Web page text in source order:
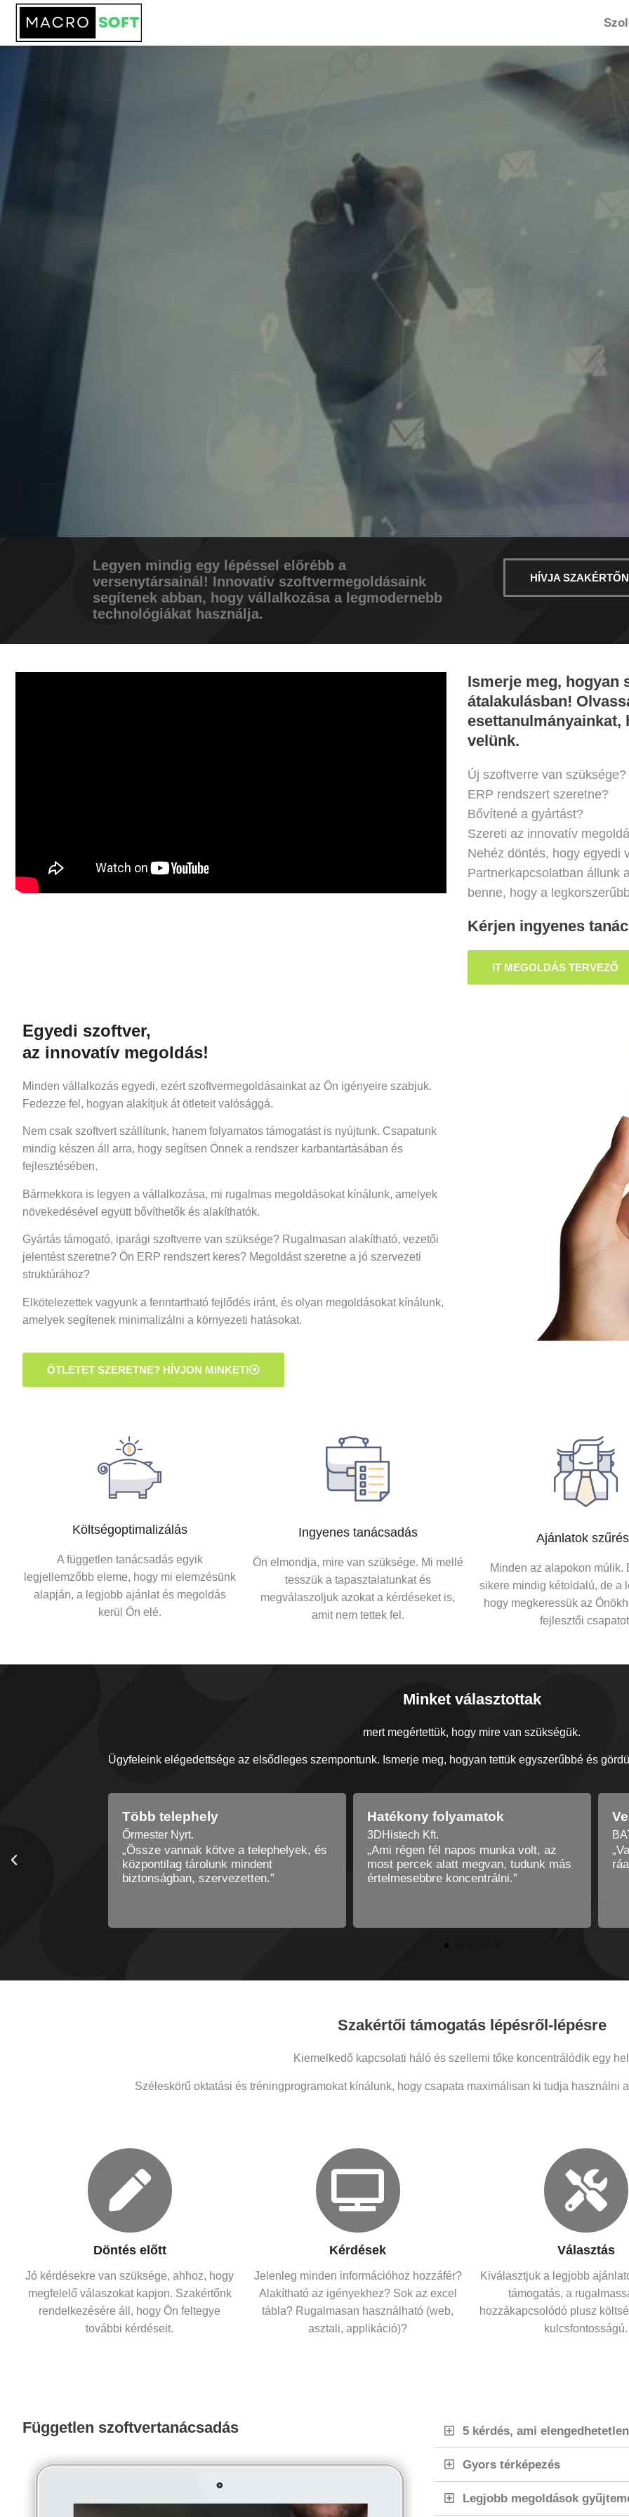
Egyedi szoftver
megoldások
Az Ön növekedése, a mi sikerünk. Csapatunk elkötelezett
az Ön üzleti céljait támogassa személyre szabott
Legyen mindig egy lépéssel előrébb a
versenytársainál! Innovatív szoftvermegoldásaink
segítenek abban, hogy vállalkozása a legmodernebb
technológiákat használja.
HÍVJA
Ismerje meg, hogyan
átalakulásban!
esettanulmányainkat,
velünk.
Új szoftverre van szüksége?
ERP rendszert szeretne?
Bővítené a gyártást?
Szereti az innovatív
Nehéz döntés, hogy egyedi
Partnerkapcsolatban állunk
benne, hogy a
Kérjen ingyenes
IT MEGOLDÁS TERVEZŐ
Egyedi szoftver,
az innovatív megoldás!
Minden vállalkozás egyedi, ezért szoftvermegoldásainkat az Ön igényeire szabjuk.
Fedezze fel, hogyan alakítjuk át ötleteit valósággá.
Nem csak szoftvert szállítunk, hanem folyamatos támogatást is nyújtunk. Csapatunk
mindig készen áll arra, hogy segítsen Önnek a rendszer karbantartásában és
fejlesztésében.
Bármekkora is legyen a vállalkozása, mi rugalmas megoldásokat kínálunk, amelyek
növekedésével együtt bővíthetők és alakíthatók.
Gyártás támogató, iparági szoftverre van szüksége? Rugalmasan alakítható, vezetői
jelentést szeretne? Ön ERP rendszert keres? Megoldást szeretne a jó szervezeti
struktúrához?
Elkötelezettek vagyunk a fenntartható fejlődés iránt, és olyan megoldásokat kínálunk,
amelyek segítenek minimalizálni a környezeti hatásokat.
ÖTLETET SZERETNE? HÍVJON MINKET!
Költségoptimalizálás
A független tanácsadás egyik
legjellemzőbb eleme, hogy mi elemzésünk
alapján, a legjobb ajánlat és megoldás
kerül Ön elé.
Ingyenes tanácsadás
Ön elmondja, mire van szüksége. Mi mellé
tesszük a tapasztalatunkat és
megválaszoljuk azokat a kérdéseket is,
amit nem tettek fel.
Ajánlatok
Minden az alapokon múlik.
sikere mindig kétoldalú, de a
hogy megkeressük az
fejlesztői
Minket választottak
mert megértettük, hogy mire van szükségük.
Ügyfeleink elégedettsége az elsődleges szempontunk. Ismerje meg, hogyan tettük egyszerűbbé és
Hatékony folyamatok
3DHistech Kft.
„Ami régen fél napos munka volt, az
most percek alatt megvan, tudunk más
értelmesebbre koncentrálni.”
Vezetői adatok
BATZ Kft.
„Vannak vezetői kimutatások és
ráadásul egy gombnyomásra.”
Szakértői támogatás lépésről-lépésre
Kiemelkedő kapcsolati háló és szellemi tőke koncentrálódik egy
Széleskörű oktatási és tréningprogramokat kínálunk, hogy csapata maximálisan ki tudja használni
Döntés előtt
Jó kérdésekre van szüksége, ahhoz, hogy
megfelelő válaszokat kapjon. Szakértőnk
rendelkezésére áll, hogy Ön feltegye
további kérdéseit.
Kérdések
Jelenleg minden információhoz hozzáfér?
Alakítható az igényekhez? Sok az excel
tábla? Rugalmasan használható (web,
asztali, applikáció)?
Választás
Kiválasztjuk a legjobb
támogatás, a
hozzákapcsolódó plusz
kulcsfontosságú.
Független szoftvertanácsadás 5 kérdés, ami
Gyors térképezés
Legjobb megoldások